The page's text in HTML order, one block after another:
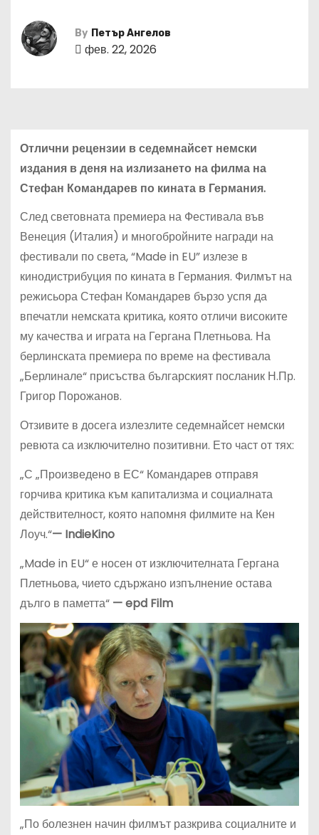
By Петър Ангелов
фев. 22, 2026
Отлични рецензии в седемнайсет немски
издания в деня на излизането на филма на
Стефан Командарев по кината в Германия.
След световната премиера на Фестивала във
Венеция (Италия) и многобройните награди на
фестивали по света, “Made in EU” излезе в
кинодистрибуция по кината в Германия. Филмът на
режисьора Стефан Командарев бързо успя да
впечатли немската критика, която отличи високите
му качества и играта на Гергана Плетньова. На
берлинската премиера по време на фестивала
„Берлинале“ присъства българският посланик Н.Пр.
Григор Порожанов.
Отзивите в досега излезлите седемнайсет немски
ревюта са изключително позитивни. Ето част от тях:
„С „Произведено в ЕС“ Командарев отправя
горчива критика към капитализма и социалната
действителност, която напомня филмите на Кен
Лоуч.“— IndieKino
„Made in EU“ е носен от изключителната Гергана
Плетньова, чието сдържано изпълнение остава
дълго в паметта“ — epd Film
„По болезнен начин филмът разкрива социалните и